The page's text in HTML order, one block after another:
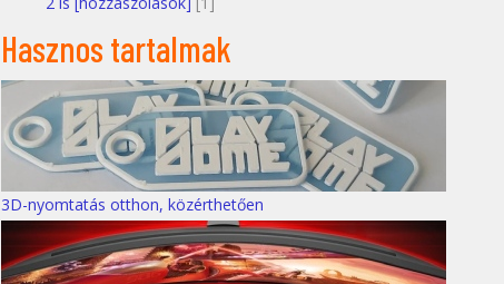
Hasznos tartalmak
3D-nyomtatás otthon, közérthetően